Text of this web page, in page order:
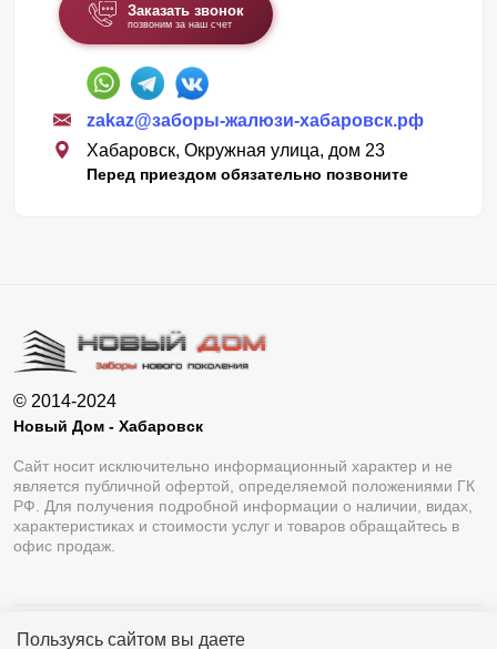
Пользуясь сайтом вы даете
Заказать звонок
позвоним за наш счет
zakaz@заборы-жалюзи-хабаровск.рф
Хабаровск, Окружная улица, дом 23
Перед приездом обязательно позвоните
© 2014-2024
Новый Дом - Хабаровск
Сайт носит исключительно информационный характер и не
является публичной офертой, определяемой положениями ГК
РФ. Для получения подробной информации о наличии, видах,
характеристиках и стоимости услуг и товаров обращайтесь в
офис продаж.